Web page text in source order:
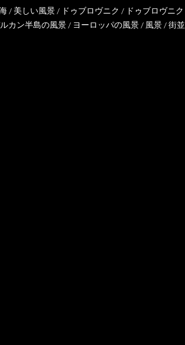
/ 美しい風景/ ドゥブロヴニク / ドゥブロヴニク
カン半島の風景 / ヨーロッパの風景 / 風景 /街並